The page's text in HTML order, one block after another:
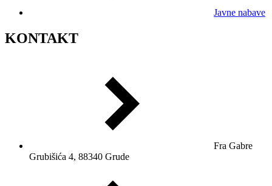
Javne nabave
KONTAKT
Fra Gabre
Grubišića 4, 88340 Grude